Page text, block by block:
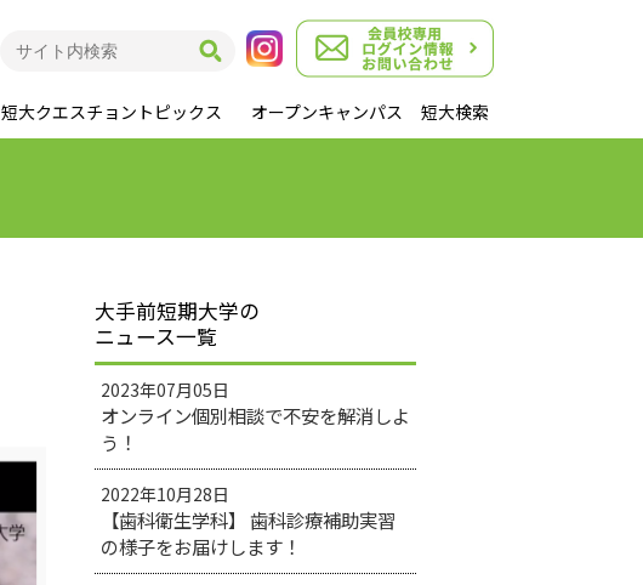
短大クエスチョントピックス オープンキャンパス 短大検索
大手前短期大学の
ニュース一覧
2023年07月05日
オンライン個別相談で不安を解消しよ
う！
2022年10月28日
【歯科衛生学科】 歯科診療補助実習
の様子をお届けします！